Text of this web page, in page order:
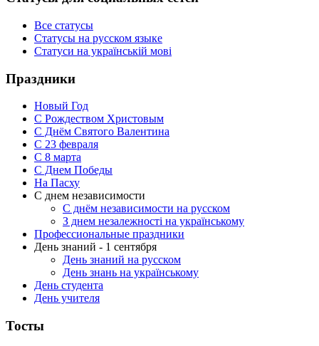
Все статусы
Статусы на русском языке
Статуси на українській мові
Праздники
Новый Год
С Рождеством Христовым
С Днём Святого Валентина
С 23 февраля
C 8 марта
С Днем Победы
На Пасху
С днем независимости
С днём независимости на русском
З днем незалежності на українському
Профессиональные праздники
День знаний - 1 сентября
День знаний на русском
День знань на українському
День студента
День учителя
Тосты